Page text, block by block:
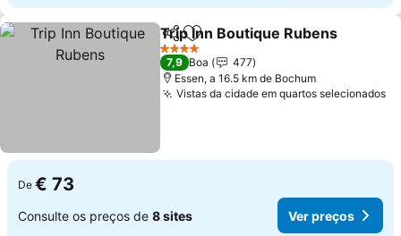
PartilharAdicionar aos favoritos
Trip Inn Boutique Rubens
4 Estrelas
7,9 Boa
477
Essen, a 16.5 km de Bochum
Vistas da cidade em quartos selecionados
De € 73
Consulte os preços de 8 sites Ver preços